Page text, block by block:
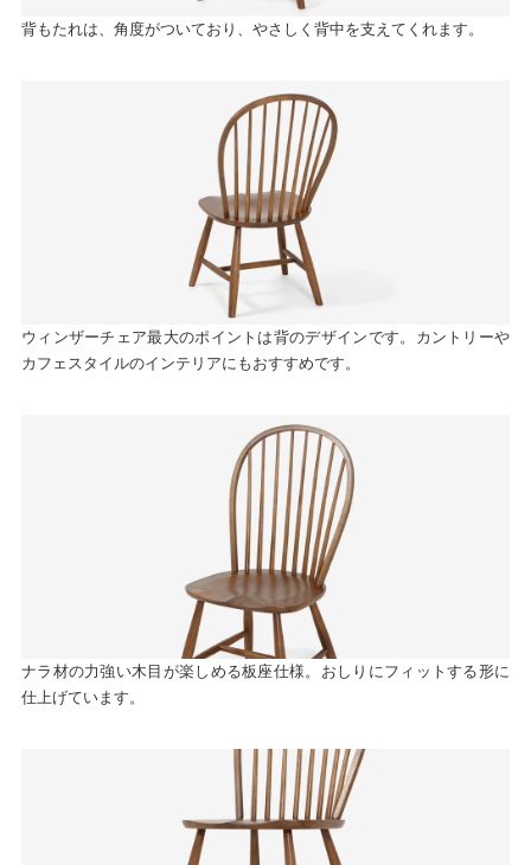
背もたれは、角度がついており、やさしく背中を支えてくれます。
ウィンザーチェア最大のポイントは背のデザインです。カントリーや
カフェスタイルのインテリアにもおすすめです。
ナラ材の力強い木目が楽しめる板座仕様。おしりにフィットする形に
仕上げています。